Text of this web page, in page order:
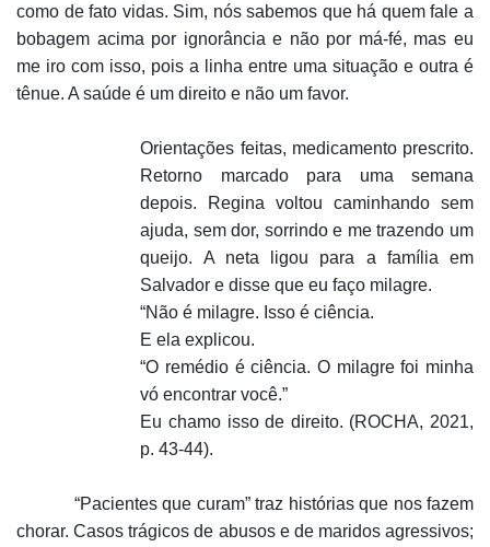
como de fato vidas. Sim, nós sabemos que há quem fale a
bobagem acima por ignorância e não por má-fé, mas eu
me iro com isso, pois a linha entre uma situação e outra é
tênue. A saúde é um direito e não um favor.
Orientações feitas, medicamento prescrito.
Retorno marcado para uma semana
depois. Regina voltou caminhando sem
ajuda, sem dor, sorrindo e me trazendo um
queijo. A neta ligou para a família em
Salvador e disse que eu faço milagre.
“Não é milagre. Isso é ciência.
E ela explicou.
“O remédio é ciência. O milagre foi minha
vó encontrar você.”
Eu chamo isso de direito. (ROCHA, 2021,
p. 43-44).
“Pacientes que curam” traz histórias que nos fazem
chorar. Casos trágicos de abusos e de maridos agressivos;